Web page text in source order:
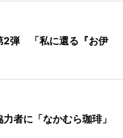
2弾 「私に還る『お伊
者に「なかむら珈琲」